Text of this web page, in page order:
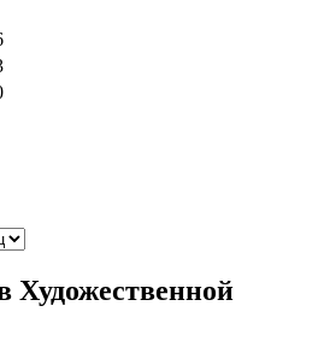
Художественной